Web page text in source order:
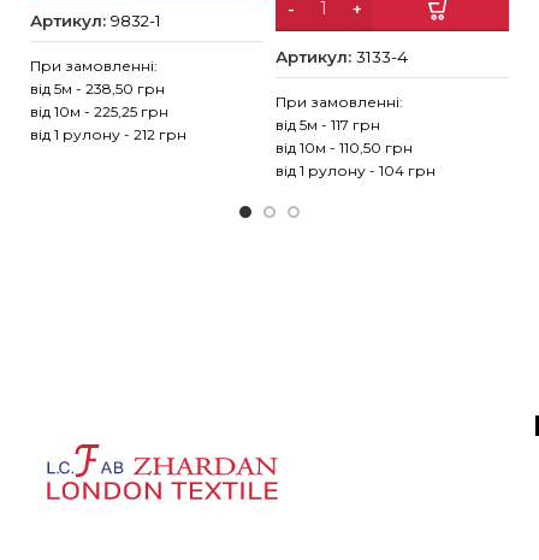
Артикул:9832-1
При замовленні:
від 5м - 238,50 грн
від 10м - 225,25 грн
від 1 рулону - 212 грн
Артикул: 3133-4
При замовленні:
від 5м - 117 грн
від 10м - 110,50 грн
від 1 рулону - 104 грн